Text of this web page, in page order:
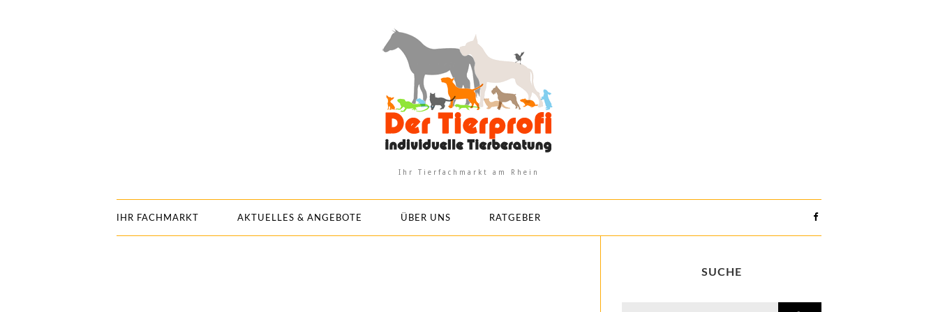
Ihr Tierfachmarkt am Rhein
IHR FACHMARKT AKTUELLES & ANGEBOTE ÜBER UNS RATGEBER
SUCHE